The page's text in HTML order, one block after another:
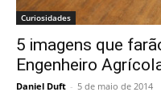
Curiosidades
5 imagens que
Engenheiro
Daniel Duft - 5 de maio de 2014